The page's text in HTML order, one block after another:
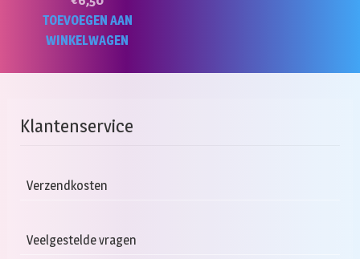
TOEVOEGEN AAN
WINKELWAGEN
Klantenservice
Verzendkosten
Veelgestelde vragen